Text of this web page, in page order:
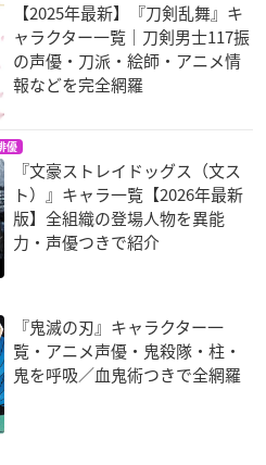
【2025年最新】『刀剣乱舞』キ
ャラクター一覧｜刀剣男士117振
の声優・刀派・絵師・アニメ情
報などを完全網羅
優
『文豪ストレイドッグス（文ス
ト）』キャラ一覧【2026年最新
版】全組織の登場人物を異能
力・声優つきで紹介
『鬼滅の刃』キャラクター一
覧・アニメ声優・鬼殺隊・柱・
鬼を呼吸／血鬼術つきで全網羅